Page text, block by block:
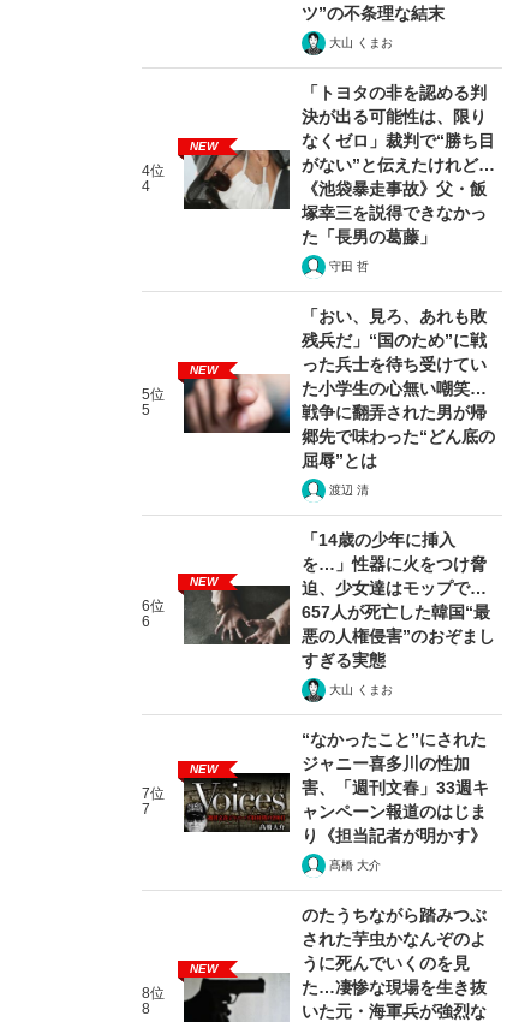
ツ”の不条理な結末
大山 くまお
4位
4
NEW
「トヨタの非を認める判
決が出る可能性は、限り
なくゼロ」裁判で“勝ち目
がない”と伝えたけれど…
《池袋暴走事故》父・飯
塚幸三を説得できなかっ
た「長男の葛藤」
守田 哲
5位
5
NEW
「おい、見ろ、あれも敗
残兵だ」“国のため”に戦
った兵士を待ち受けてい
た小学生の心無い嘲笑…
戦争に翻弄された男が帰
郷先で味わった“どん底の
屈辱”とは
渡辺 清
6位
6
NEW
「14歳の少年に挿入
を…」性器に火をつけ脅
迫、少女達はモップで…
657人が死亡した韓国“最
悪の人権侵害”のおぞまし
すぎる実態
大山 くまお
7位
7
NEW
“なかったこと”にされた
ジャニー喜多川の性加
害、「週刊文春」33週キ
ャンペーン報道のはじま
り《担当記者が明かす》
髙橋 大介
8位
8
NEW
のたうちながら踏みつぶ
された芋虫かなんぞのよ
うに死んでいくのを見
た…凄惨な現場を生き抜
いた元・海軍兵が強烈な